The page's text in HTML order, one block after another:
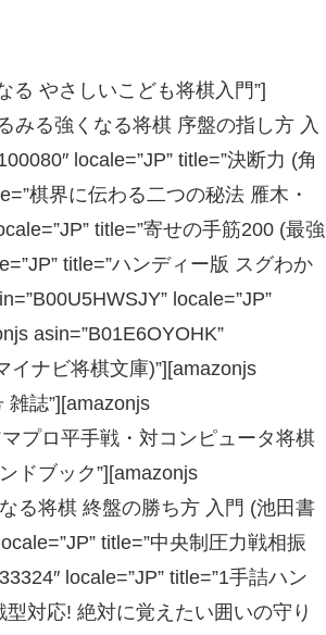
る やさしいこども将棋入門”]
みる強くなる将棋 序盤の指し方 入
locale=”JP” title=”決断力 (角
棋界に伝わる二つの秘法 雁木・
title=”寄せの手筋200 (最強
title=”ハンディー版 スグわか
locale=”JP”
asin=”B01E6OYOHK”
イナビ将棋文庫)”][amazonjs
雑誌”][amazonjs
プロ平手戦・対コンピュータ将棋
ドブック”][amazonjs
る将棋 終盤の勝ち方 入門 (池田書
title=”中央制圧力戦相振
locale=”JP” title=”1手詰ハン
型対応! 絶対に覚えたい囲いの守り